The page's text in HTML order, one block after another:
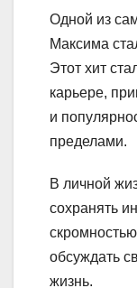
Одной из
Максима
Этот хит
карьере,
и
пределами.
В личной
сохранять
обсуждать
жизнь.